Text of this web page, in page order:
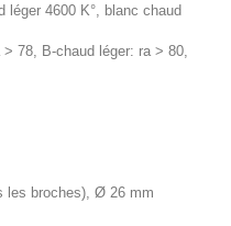
léger 4600 K°, blanc chaud
78, B-chaud léger: ra > 80,
les broches), Ø 26 mm